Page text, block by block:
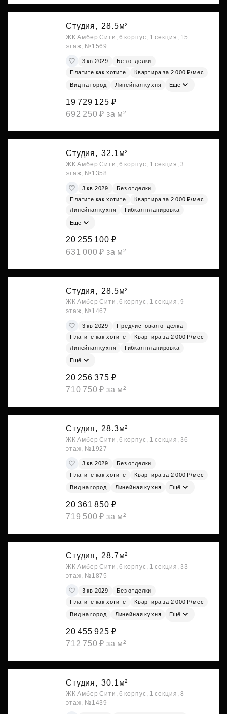
Студия, 28.5м²
ЖК Амбер Сити, 6 корпус, 1 секция, 15
этаж, №1569
3 кв 2029
Без отделки
Платите как хотите
Квартира за 2 000 ₽/мес
Вид на город Линейная кухня Ещё
19 729 125 ₽
692 250 ₽ за м²
Студия, 32.1м²
ЖК Амбер Сити, 6 корпус, 1 секция, 3
этаж, №1358
3 кв 2029
Без отделки
Платите как хотите
Квартира за 2 000 ₽/мес
Линейная кухня
Гибкая планировка
Ещё
20 255 100 ₽
631 000 ₽ за м²
Студия, 28.5м²
ЖК Амбер Сити, 6 корпус, 1 секция, 9
этаж, №1467
3 кв 2029
Предчистовая отделка
Платите как хотите
Квартира за 2 000 ₽/мес
Линейная кухня
Гибкая планировка
Ещё
20 256 375 ₽
710 750 ₽ за м²
Студия, 28.3м²
ЖК Амбер Сити, 6 корпус, 1 секция, 36
этаж, №1927
3 кв 2029
Без отделки
Платите как хотите
Квартира за 2 000 ₽/мес
Вид на город Линейная кухня Ещё
20 361 850 ₽
719 500 ₽ за м²
Студия, 28.7м²
ЖК Амбер Сити, 6 корпус, 1 секция, 33
этаж, №1875
3 кв 2029
Без отделки
Платите как хотите
Квартира за 2 000 ₽/мес
Вид на город Линейная кухня Ещё
20 455 925 ₽
712 750 ₽ за м²
Студия, 30.1м²
ЖК Амбер Сити, 6 корпус, 1 секция, 8
этаж, №1439